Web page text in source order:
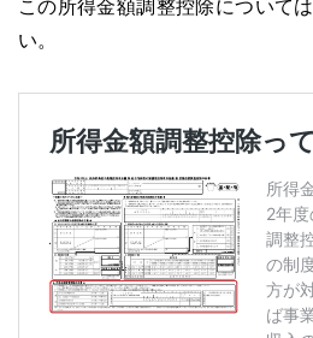
この所得金額調整控除については
い。